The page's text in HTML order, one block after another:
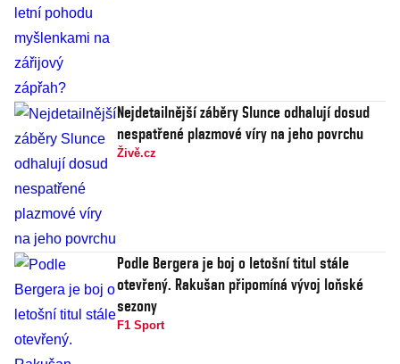
Nejdetailnější záběry Slunce odhalují dosud
nespatřené plazmové víry na jeho povrchu
Živě.cz
Podle Bergera je boj o letošní titul stále
otevřený. Rakušan připomíná vývoj loňské
sezony
F1 Sport